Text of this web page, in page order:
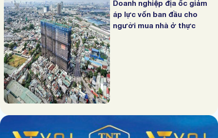
Doanh nghiệp địa ốc giảm
áp lực vốn ban đầu cho
người mua nhà ở thực